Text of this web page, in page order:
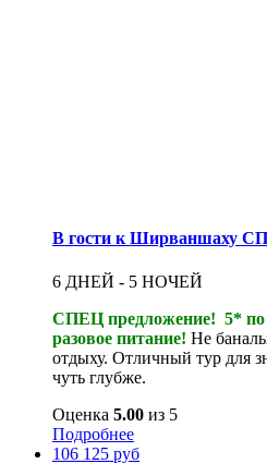
В гости к Ширваншаху
6 ДНЕЙ - 5 НОЧЕЙ
СПЕЦ предложение! 5* по
разовое питание! Не
отдыху. Отличный тур для
чуть глубже.
Оценка 5.00 из 5
Подробнее
106 125 руб